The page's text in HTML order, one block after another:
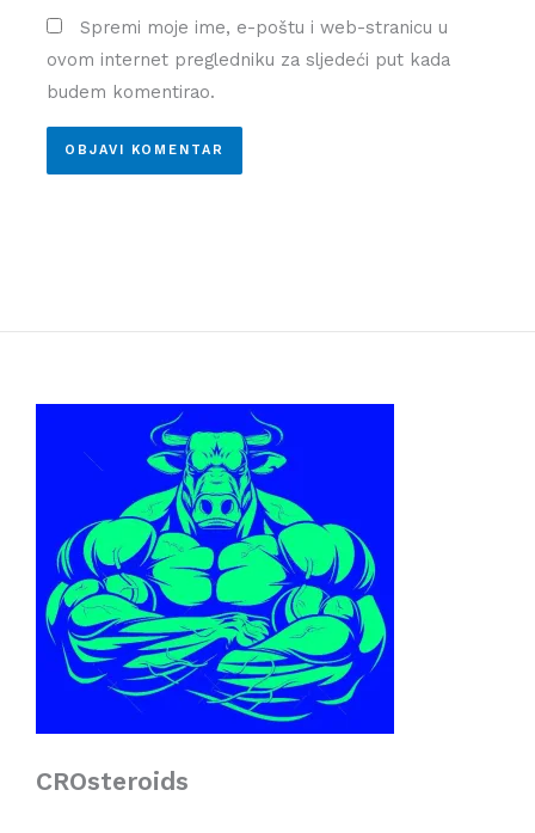
Spremi moje ime, e-poštu i web-stranicu u
ovom internet pregledniku za sljedeći put kada
budem komentirao.
CROsteroids